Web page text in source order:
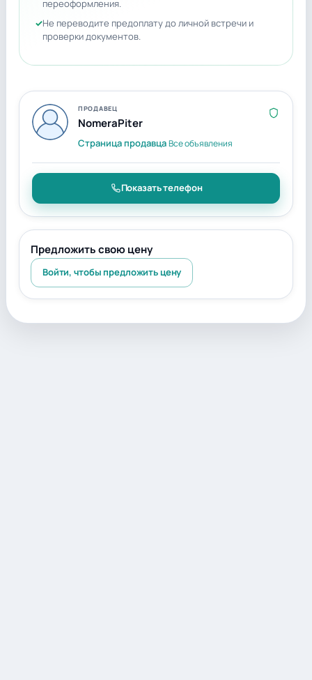
переоформления.
Не переводите предоплату до личной встречи и
проверки документов.
ПРОДАВЕЦ
NomeraPiter
Страница продавцаВсе объявления
Показать телефон
Предложить свою цену
Войти, чтобы предложить цену